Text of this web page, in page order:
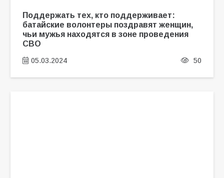
Поддержать тех, кто поддерживает:
батайские волонтеры поздравят женщин,
чьи мужья находятся в зоне проведения
СВО
05.03.2024 50